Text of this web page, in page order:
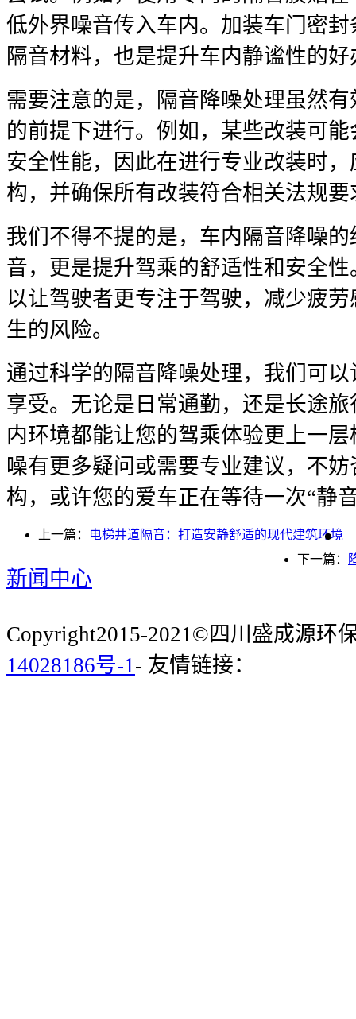
低外界噪音传入车内。加装车门密
隔音材料，也是提升车内静谧性的好
需要注意的是，隔音降噪处理虽然
的前提下进行。例如，某些改装可
安全性能，因此在进行专业改装时
构，并确保所有改装符合相关法规要
我们不得不提的是，车内隔音降噪
音，更是提升驾乘的舒适性和安全
以让驾驶者更专注于驾驶，减少疲
生的风险。
通过科学的隔音降噪处理，我们可
享受。无论是日常通勤，还是长途
内环境都能让您的驾乘体验更上一
噪有更多疑问或需要专业建议，不
构，或许您的爱车正在等待一次“静
上一篇：
电梯井道隔音：打造安静舒适的现代建筑环境
下一篇：
新闻中心
Copyright2015-2021©四川盛成源环
14028186号-1 - 友情链接：